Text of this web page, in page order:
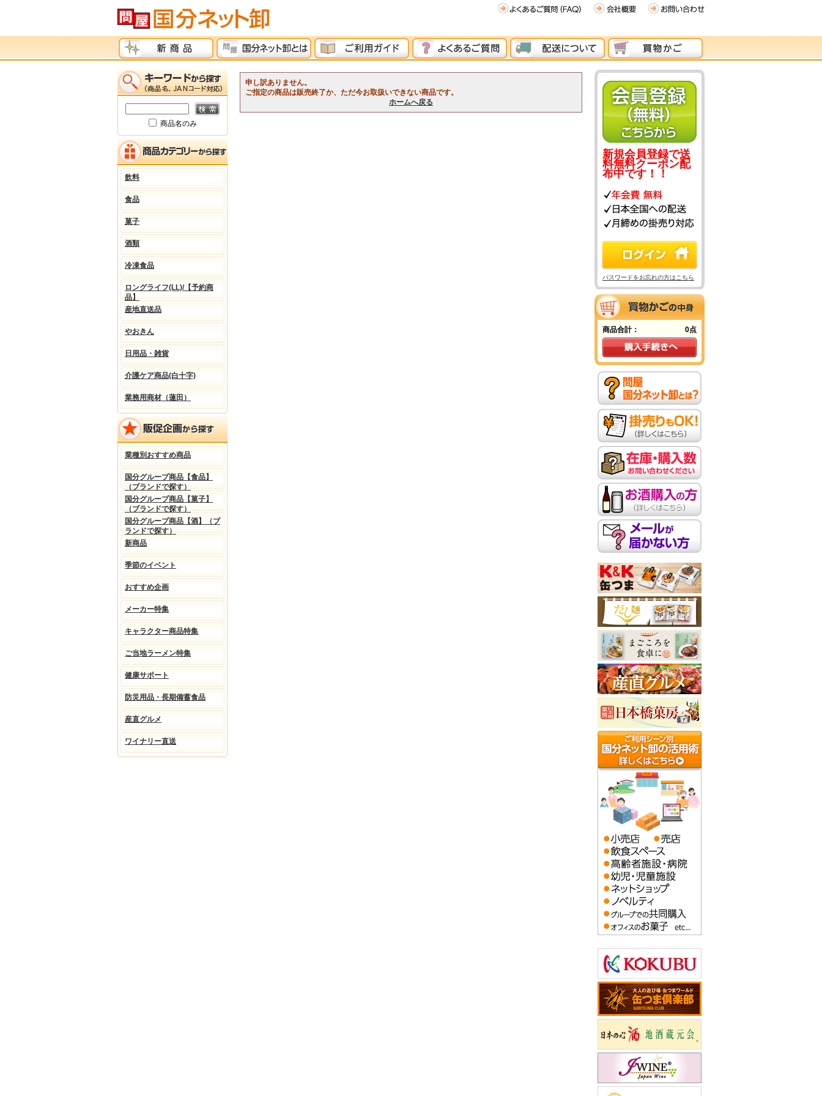
申し訳ありません。
ご指定の商品は販売終了か、ただ今お取扱いできない商品です。
ホームへ戻る
商品名のみ
飲料
食品
菓子
酒類
冷凍食品
ロングライフ(LL)/【予約商
品】
産地直送品
やおきん
日用品・雑貨
介護ケア商品(白十字)
業務用商材（蓮田）
業種別おすすめ商品
国分グループ商品【食品】
（ブランドで探す）
国分グループ商品【菓子】
（ブランドで探す）
国分グループ商品【酒】（ブ
ランドで探す）
新商品
季節のイベント
おすすめ企画
メーカー特集
キャラクター商品特集
ご当地ラーメン特集
健康サポート
防災用品・長期備蓄食品
産直グルメ
ワイナリー直送
新規会員登録で送
料無料クーポン配
布中です！！
パスワードをお忘れの方はこちら
商品合計： 0点